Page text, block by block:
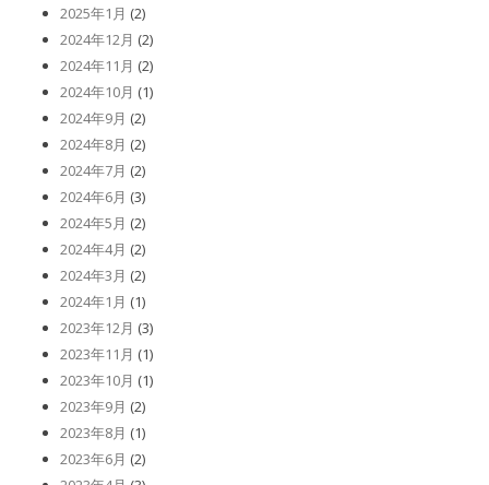
2025年1月 (2)
2024年12月 (2)
2024年11月 (2)
2024年10月 (1)
2024年9月 (2)
2024年8月 (2)
2024年7月 (2)
2024年6月 (3)
2024年5月 (2)
2024年4月 (2)
2024年3月 (2)
2024年1月 (1)
2023年12月 (3)
2023年11月 (1)
2023年10月 (1)
2023年9月 (2)
2023年8月 (1)
2023年6月 (2)